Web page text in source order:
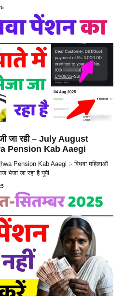
जा रही – July August
Pension Kab Aaegi
Pension Kab Aaegi :- विधवा महिलाओं
भेजा जा रहा है यूपी ...